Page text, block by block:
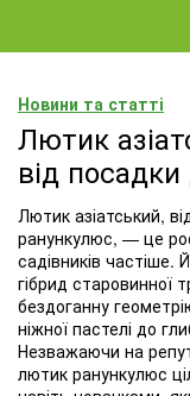
Новини та статті
Лютик
від посадки
Лютик азіатський,
ранункулюс, — це
садівників частіше.
гібрид старовинної
бездоганну
ніжної пастелі до
Незважаючи на
лютик ранункулюс